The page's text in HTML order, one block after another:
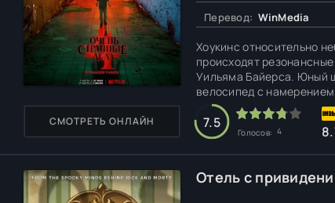
Перевод: WinMedia
Хоукинс относительно
происходят
Уильяма Байерса. Юный
велосипед с
дождалась. Поисковая
Собственную попытку
СМОТРЕТЬ ОНЛАЙН 7.5
Голосов: 4
Отель с